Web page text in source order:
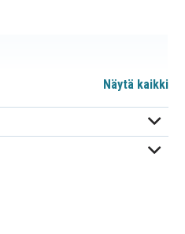
Näytä kaikki